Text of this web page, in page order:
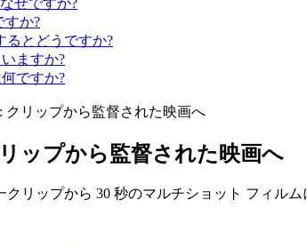
すか?
るとどうですか?
ますか?
ですか?
クリップから監督された映画へ
ップから監督された映画へ
クリップから 30 秒のマルチショット フィ